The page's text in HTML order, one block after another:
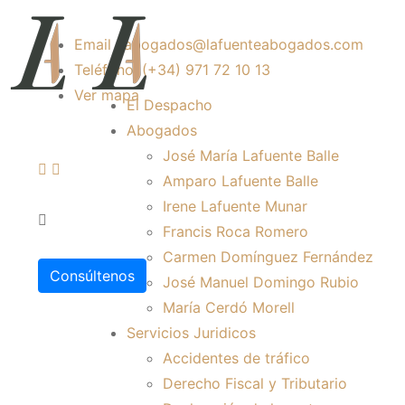
Email : abogados@lafuenteabogados.com
Teléfono: (+34) 971 72 10 13
Ver mapa
Consúltenos
El Despacho
Abogados
José María Lafuente Balle
Amparo Lafuente Balle
Irene Lafuente Munar
Francis Roca Romero
Carmen Domínguez Fernández
José Manuel Domingo Rubio
María Cerdó Morell
Servicios Juridicos
Accidentes de tráfico
Derecho Fiscal y Tributario